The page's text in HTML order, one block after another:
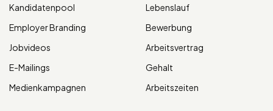
Kandidatenpool
Employer Branding
Jobvideos
E-Mailings
Medienkampagnen
Lebenslauf
Bewerbung
Arbeitsvertrag
Gehalt
Arbeitszeiten